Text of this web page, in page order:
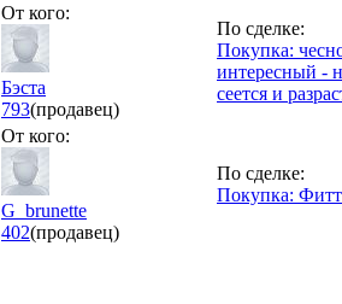
От кого:
Бэста
793(продавец)
По сделке:
Покупка:
интересный -
сеется и
От кого:
G_brunette
402(продавец)
По сделке:
Покупка: